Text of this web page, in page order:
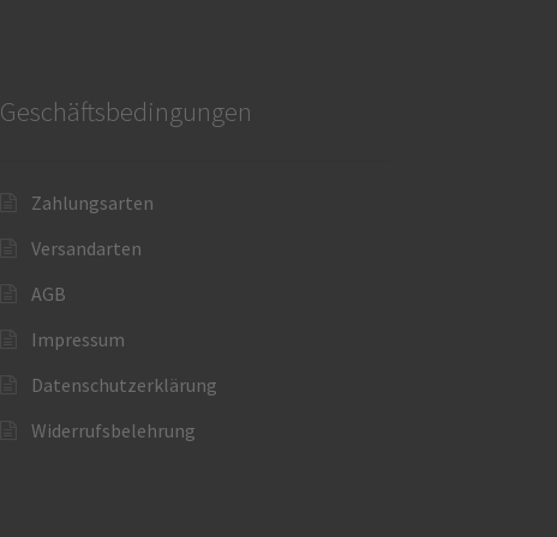
Geschäftsbedingungen
Zahlungsarten
Versandarten
AGB
Impressum
Datenschutzerklärung
Widerrufsbelehrung